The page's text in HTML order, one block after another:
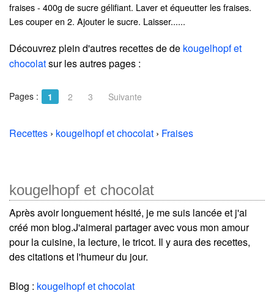
fraises - 400g de sucre gélifiant. Laver et équeutter les fraises.
Les couper en 2. Ajouter le sucre. Laisser......
Découvrez plein d'autres recettes dede kougelhopf et
chocolatsur les autres pages :
Pages : 1 2 3 Suivante
Recettes › kougelhopf et chocolat › Fraises
kougelhopf et chocolat
Après avoir longuement hésité, je me suis lancée et j'ai
créé mon blog.J'aimerai partager avec vous mon amour
pour la cuisine, la lecture, le tricot. Il y aura des recettes,
des citations et l'humeur du jour.
Blog : kougelhopf et chocolat